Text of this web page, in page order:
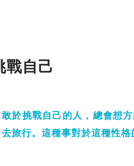
自己
敢於挑戰自己的人，總會想
去旅行。這種事對於這種性